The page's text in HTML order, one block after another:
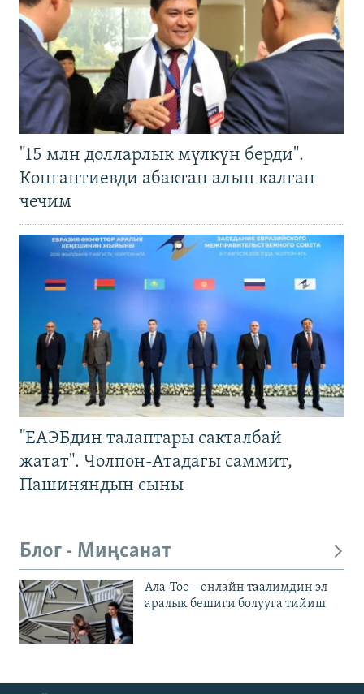
"15 млн долларлык мүлкүн берди".
Конгантиевди абактан алып калган
чечим
"ЕАЭБдин талаптары сакталбай
жатат". Чолпон-Атадагы саммит,
Пашиняндын сыны
Блог - Миңсанат
Ала-Тоо – онлайн таалимдин эл
аралык бешиги болууга тийиш